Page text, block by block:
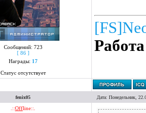
Сообщений: 723
[ 86 ]
Награды: 17
Статус отсутствует
fenix05 Дата: Понедельник,
.::Offline::.